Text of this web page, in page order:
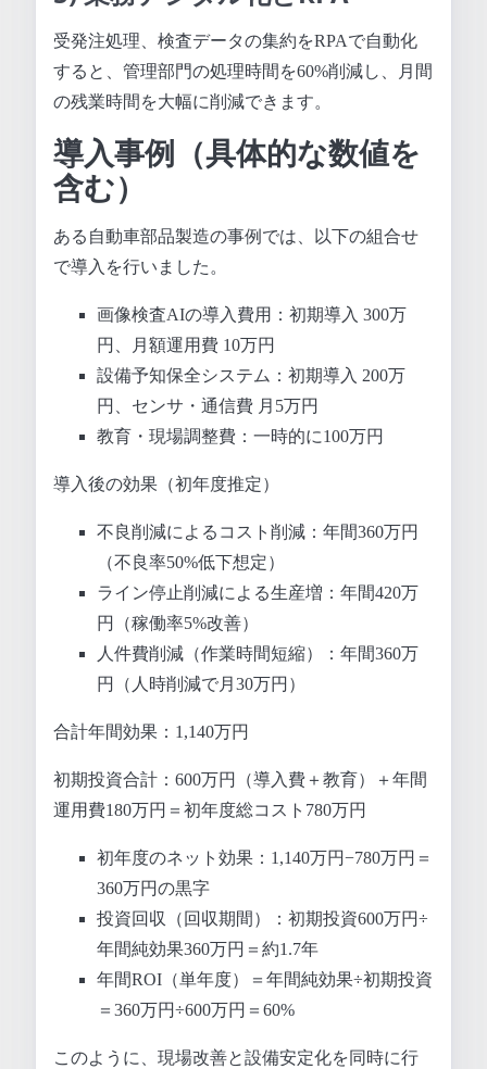
受発注処理、検査データの集約をRPAで自動化
すると、管理部門の処理時間を60%削減し、月間
の残業時間を大幅に削減できます。
導入事例（具体的な数値を
含む）
ある自動車部品製造の事例では、以下の組合せ
で導入を行いました。
画像検査AIの導入費用：初期導入 300万
円、月額運用費 10万円
設備予知保全システム：初期導入 200万
円、センサ・通信費 月5万円
教育・現場調整費：一時的に100万円
導入後の効果（初年度推定）
不良削減によるコスト削減：年間360万円
（不良率50%低下想定）
ライン停止削減による生産増：年間420万
円（稼働率5%改善）
人件費削減（作業時間短縮）：年間360万
円（人時削減で月30万円）
合計年間効果：1,140万円
初期投資合計：600万円（導入費＋教育）＋年間
運用費180万円＝初年度総コスト780万円
初年度のネット効果：1,140万円−780万円＝
360万円の黒字
投資回収（回収期間）：初期投資600万円÷
年間純効果360万円＝約1.7年
年間ROI（単年度）＝年間純効果÷初期投資
＝360万円÷600万円＝60%
このように、現場改善と設備安定化を同時に行